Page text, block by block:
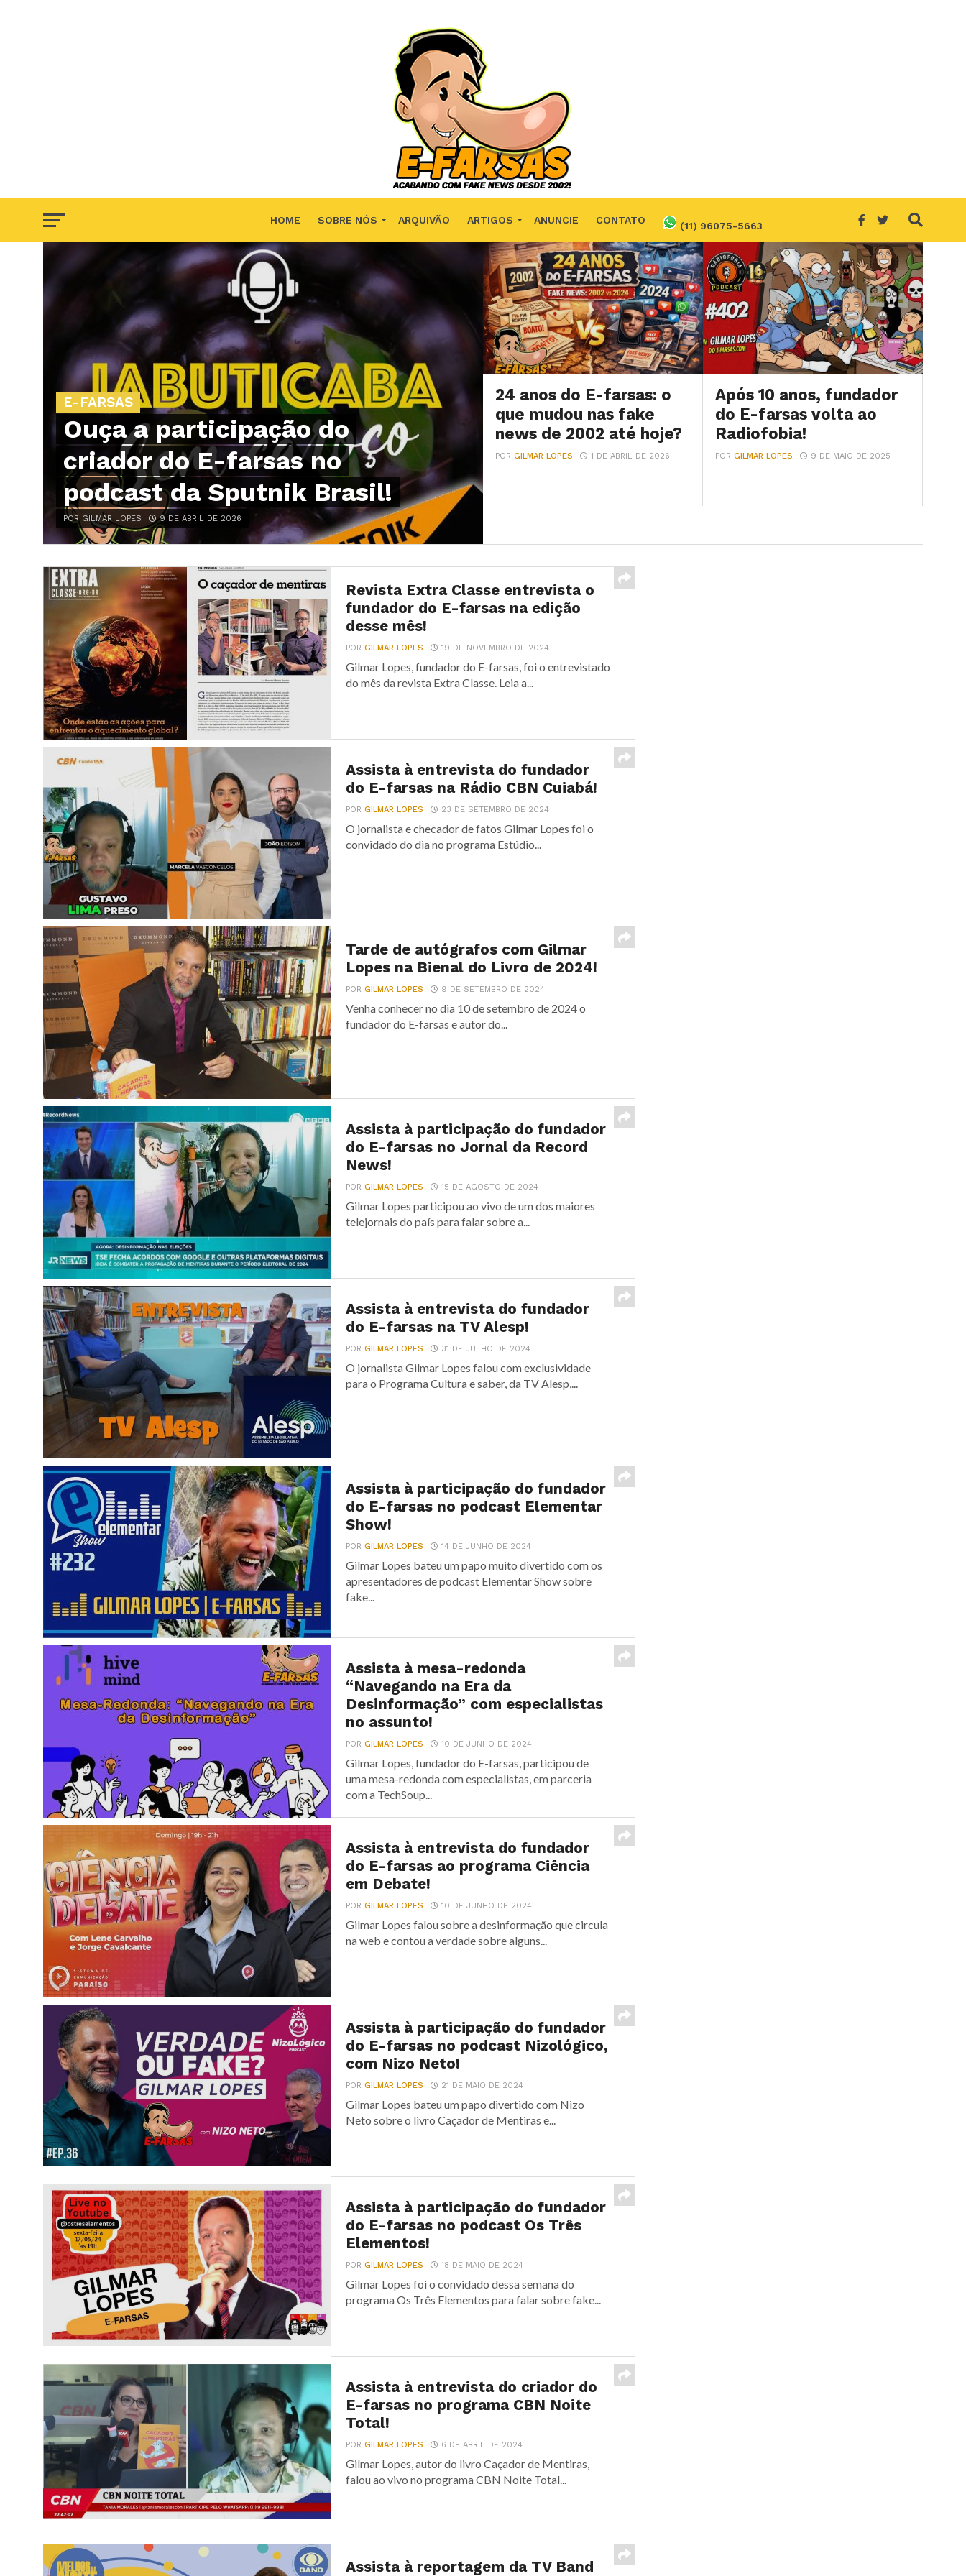
HOME SOBRE NÓS ARQUIVÃO ARTIGOS ANUNCIE CONTATO (11) 96075-5663
F.A.Q
E-FARSAS
Ouça a participação do
criador do E-farsas no
podcast da Sputnik Brasil!
POR GILMAR LOPES 9 DE ABRIL DE 2026
24 anos do E-farsas: o
que mudou nas fake
news de 2002 até hoje?
PORGILMAR LOPES 1 DE ABRIL DE 2026
Após 10 anos, fundador
do E-farsas volta ao
Radiofobia!
PORGILMAR LOPES 9 DE MAIO DE 2025
Revista Extra Classe entrevista o
fundador do E-farsas na edição
desse mês!
PORGILMAR LOPES 19 DE NOVEMBRO DE 2024
Gilmar Lopes, fundador do E-farsas, foi o entrevistado
do mês da revista Extra Classe. Leia a...
Assista à entrevista do fundador
do E-farsas na Rádio CBN Cuiabá!
PORGILMAR LOPES 23 DE SETEMBRO DE 2024
O jornalista e checador de fatos Gilmar Lopes foi o
convidado do dia no programa Estúdio...
Tarde de autógrafos com Gilmar
Lopes na Bienal do Livro de 2024!
PORGILMAR LOPES 9 DE SETEMBRO DE 2024
Venha conhecer no dia 10 de setembro de 2024 o
fundador do E-farsas e autor do...
Assista à participação do fundador
do E-farsas no Jornal da Record
News!
PORGILMAR LOPES 15 DE AGOSTO DE 2024
Gilmar Lopes participou ao vivo de um dos maiores
telejornais do país para falar sobre a...
Assista à entrevista do fundador
do E-farsas na TV Alesp!
PORGILMAR LOPES 31 DE JULHO DE 2024
O jornalista Gilmar Lopes falou com exclusividade
para o Programa Cultura e saber, da TV Alesp,...
Assista à participação do fundador
do E-farsas no podcast Elementar
Show!
PORGILMAR LOPES 14 DE JUNHO DE 2024
Gilmar Lopes bateu um papo muito divertido com os
apresentadores de podcast Elementar Show sobre
fake...
Assista à mesa-redonda
“Navegando na Era da
Desinformação” com especialistas
no assunto!
PORGILMAR LOPES 10 DE JUNHO DE 2024
Gilmar Lopes, fundador do E-farsas, participou de
uma mesa-redonda com especialistas, em parceria
com a TechSoup...
Assista à entrevista do fundador
do E-farsas ao programa Ciência
em Debate!
PORGILMAR LOPES 10 DE JUNHO DE 2024
Gilmar Lopes falou sobre a desinformação que circula
na web e contou a verdade sobre alguns...
Assista à participação do fundador
do E-farsas no podcast Nizológico,
com Nizo Neto!
PORGILMAR LOPES 21 DE MAIO DE 2024
Gilmar Lopes bateu um papo divertido com Nizo
Neto sobre o livro Caçador de Mentiras e...
Assista à participação do fundador
do E-farsas no podcast Os Três
Elementos!
PORGILMAR LOPES 18 DE MAIO DE 2024
Gilmar Lopes foi o convidado dessa semana do
programa Os Três Elementos para falar sobre fake...
Assista à entrevista do criador do
E-farsas no programa CBN Noite
Total!
PORGILMAR LOPES 6 DE ABRIL DE 2024
Gilmar Lopes, autor do livro Caçador de Mentiras,
falou ao vivo no programa CBN Noite Total...
Assista à reportagem da TV Band